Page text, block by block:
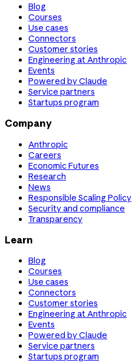
Blog
Courses
Use cases
Connectors
Customer stories
Engineering at Anthropic
Events
Powered by Claude
Service partners
Startups program
Company
Anthropic
Careers
Economic Futures
Research
News
Responsible Scaling Policy
Security and compliance
Transparency
Learn
Blog
Courses
Use cases
Connectors
Customer stories
Engineering at Anthropic
Events
Powered by Claude
Service partners
Startups program